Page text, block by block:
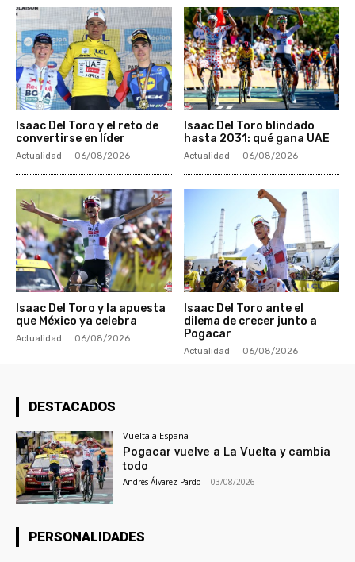
Isaac Del Toro y el reto de
convertirse en líder
Actualidad 06/08/2026
Isaac Del Toro blindado
hasta 2031: qué gana UAE
Actualidad 06/08/2026
Isaac Del Toro y la apuesta
que México ya celebra
Actualidad 06/08/2026
Isaac Del Toro ante el
dilema de crecer junto a
Pogacar
Actualidad 06/08/2026
DESTACADOS
Vuelta a España
Pogacar vuelve a La Vuelta y cambia
todo
Andrés Álvarez Pardo - 03/08/2026
PERSONALIDADES